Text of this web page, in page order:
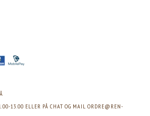
13.00 ELLER PÅ CHAT OG MAIL ORDRE@REN-